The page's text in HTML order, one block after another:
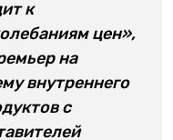
к
цен»,
на
внутреннего
с